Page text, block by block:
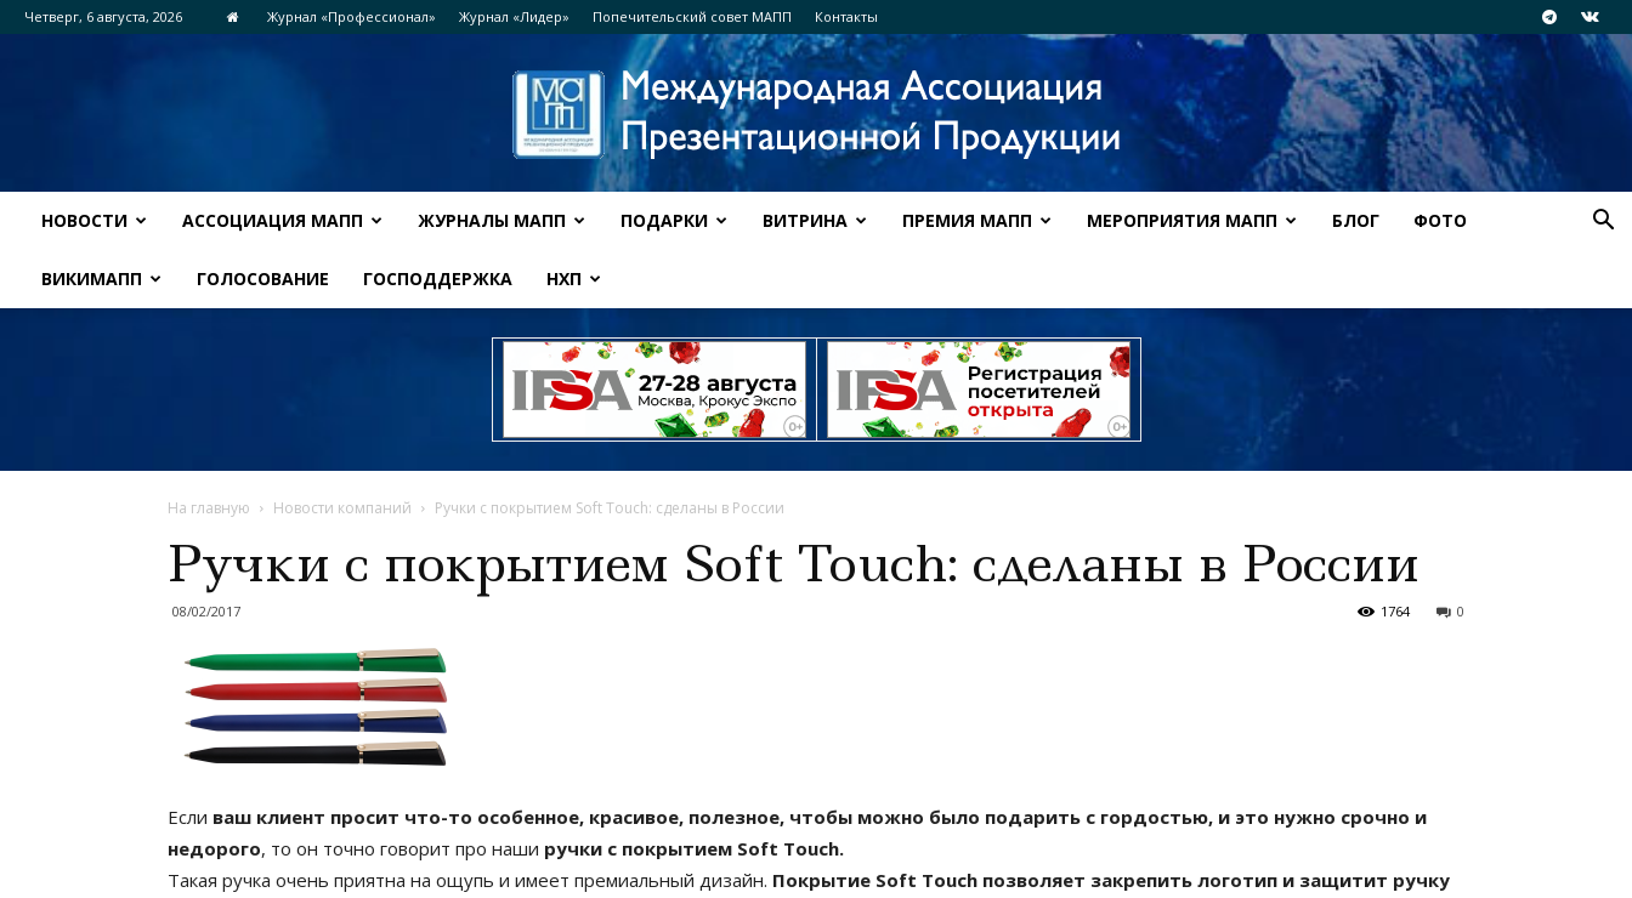
Четверг, 6 августа, 2026 Журнал «Профессионал» Журнал «Лидер» Попечительский совет МАПП Контакты
НОВОСТИ АССОЦИАЦИЯ МАПП ЖУРНАЛЫ МАПП ПОДАРКИ ВИТРИНА ПРЕМИЯ МАПП МЕРОПРИЯТИЯ МАПП БЛОГ ФОТО
ВИКИМАПП ГОЛОСОВАНИЕ ГОСПОДДЕРЖКА НХП
На главную Новости компаний Ручки с покрытием Soft Touch: сделаны в России
Ручки с покрытием Soft Touch: сделаны в России
08/02/2017 0
1764
Если ваш клиент просит что-то особенное, красивое, полезное, чтобы можно было подарить с гордостью, и это нужно срочно и
недорого, то он точно говорит про наши ручки с покрытием Soft Touch.
Такая ручка очень приятна на ощупь и имеет премиальный дизайн. Покрытие Soft Touch позволяет закрепить логотип и защитит ручку